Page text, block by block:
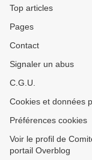
Top articles
Pages
Contact
Signaler un abus
C.G.U.
Cookies et données
Préférences cookies
Voir le profil de
portail Overblog